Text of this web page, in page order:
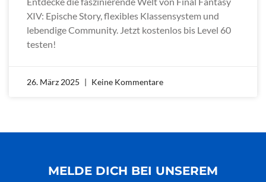
XIV: Epische Story, flexibles Klassensystem und
lebendige Community. Jetzt kostenlos bis Level 60
testen!
26. März 2025 Keine Kommentare
MELDE DICH BEI UNSEREM